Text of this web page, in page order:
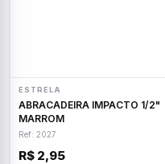
ESTRELA
ABRACADEIRA IMPACTO 1/2"
MARROM
Ref: 2027
R$ 2,95